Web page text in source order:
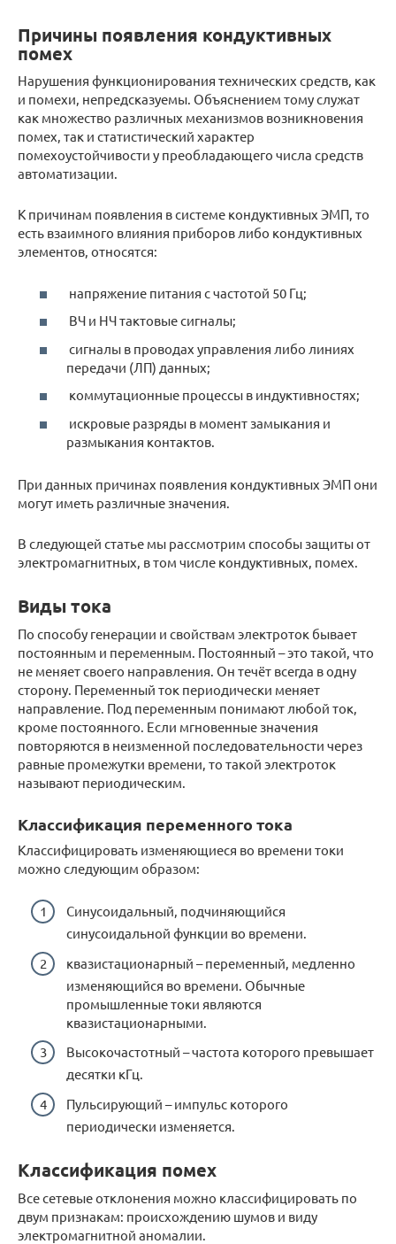
Причины появления кондуктивных
помех
Нарушения функционирования технических средств, как
и помехи, непредсказуемы. Объяснением тому служат
как множество различных механизмов возникновения
помех, так и статистический характер
помехоустойчивости у преобладающего числа средств
автоматизации.
К причинам появления в системе кондуктивных ЭМП, то
есть взаимного влияния приборов либо кондуктивных
элементов, относятся:
напряжение питания с частотой 50 Гц;
ВЧ и НЧ тактовые сигналы;
сигналы в проводах управления либо линиях
передачи (ЛП) данных;
коммутационные процессы в индуктивностях;
искровые разряды в момент замыкания и
размыкания контактов.
При данных причинах появления кондуктивных ЭМП они
могут иметь различные значения.
В следующей статье мы рассмотрим способы защиты от
электромагнитных, в том числе кондуктивных, помех.
Виды тока
По способу генерации и свойствам электроток бывает
постоянным и переменным. Постоянный – это такой, что
не меняет своего направления. Он течёт всегда в одну
сторону. Переменный ток периодически меняет
направление. Под переменным понимают любой ток,
кроме постоянного. Если мгновенные значения
повторяются в неизменной последовательности через
равные промежутки времени, то такой электроток
называют периодическим.
Классификация переменного тока
Классифицировать изменяющиеся во времени токи
можно следующим образом:
Синусоидальный, подчиняющийся
синусоидальной функции во времени.
квазистационарный – переменный, медленно
изменяющийся во времени. Обычные
промышленные токи являются
квазистационарными.
Высокочастотный – частота которого превышает
десятки кГц.
Пульсирующий – импульс которого
периодически изменяется.
Классификация помех
Все сетевые отклонения можно классифицировать по
двум признакам: происхождению шумов и виду
электромагнитной аномалии.